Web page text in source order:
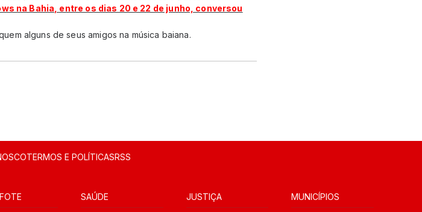
na Bahia, entre os dias 20 e 22 de junho, conversou
alguns de seus amigos na música baiana.
TERMOS E POLÍTICASRSS
SAÚDE JUSTIÇA MUNICÍPIOS